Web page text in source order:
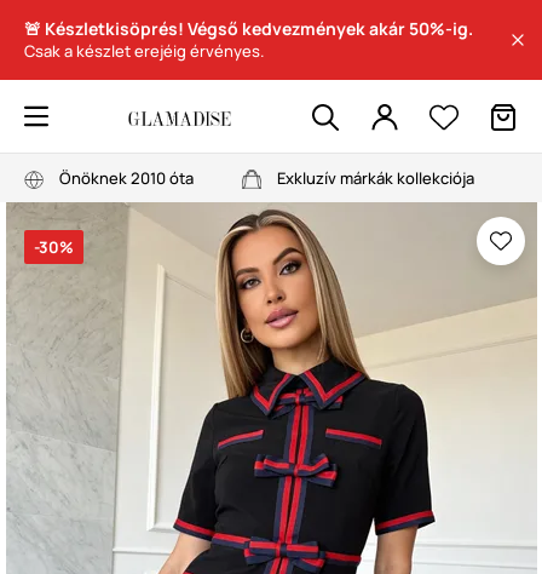
🚨 Készletkisöprés! Végső kedvezmények akár 50%-ig.
Csak a készlet erejéig érvényes.
Önöknek 2010 óta Exkluzív márkák kollekciója
-30%